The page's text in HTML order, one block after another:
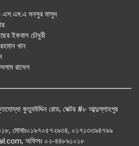
এস.এম.এ মনসুর মাসুদ
ইকবাল চৌধুরী
খান
রাসেল
কুতুবউদ্দিন রোড, সেক্টর #৮ আব্দুল্লাহপুর
মোবাঃ০১৯৭০৫৭২৯৩৪, ০১৭১৩৩৯৪৭৯৯
অফিসঃ ০২-৪৪৮৯১০১৮